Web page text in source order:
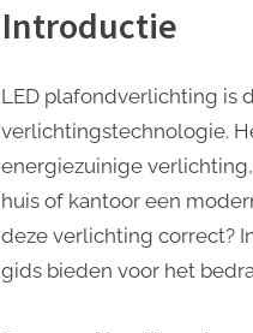
Introductie
LED plafondverlichting is
verlichtingstechnologie.
energiezuinige
huis of kantoor een
deze verlichting correct?
gids bieden voor het